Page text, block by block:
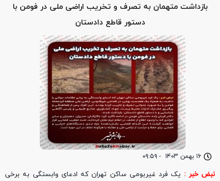
۱۶ بهمن ۱۴۰۳ - ۰۹:۵۹
بازداشت متهمان به تصرف و تخریب اراضی ملی در فومن با
دستور قاطع دادستان
نبض خبر : یک فرد غیربومی ساکن تهران که ادعای وابستگی به برخی